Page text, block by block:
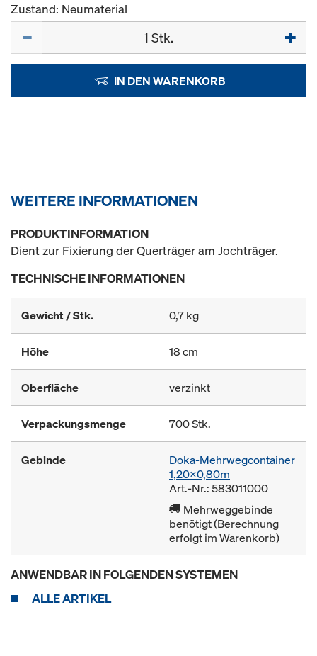
Zustand: Neumaterial
IN DEN WARENKORB
WEITERE INFORMATIONEN
PRODUKTINFORMATION
Dient zur Fixierung der Querträger am Jochträger.
TECHNISCHE INFORMATIONEN
Gewicht / Stk. 0,7 kg
Höhe 18 cm
Oberfläche verzinkt
Verpackungsmenge 700 Stk.
Gebinde
Doka-Mehrwegcontainer
1,20x0,80m
Art.-Nr.: 583011000
Mehrweggebinde
benötigt (Berechnung
erfolgt im Warenkorb)
ANWENDBAR IN FOLGENDEN SYSTEMEN
ALLE ARTIKEL